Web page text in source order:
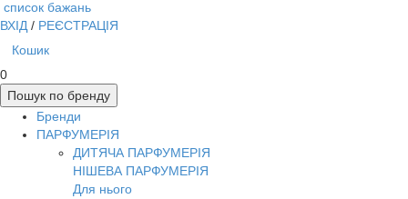
список бажань
ВХІД / РЕЄСТРАЦІЯ
Кошик
0
Пошук по бренду
Бренди
ПАРФУМЕРІЯ
ДИТЯЧА ПАРФУМЕРІЯ
НІШЕВА ПАРФУМЕРІЯ
Для нього